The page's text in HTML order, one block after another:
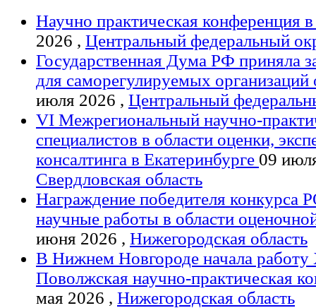
Научно практическая конференция
2026 , Центральный федеральный
Государственная Дума РФ приняла
для саморегулируемых
июля 2026 , Центральный
VI Межрегиональный научно-
специалистов в области оценки,
консалтинга в Екатеринбурге 09
Свердловская область
Награждение победителя конкурса
научные работы в области
июня 2026 , Нижегородская область
В Нижнем Новгороде начала
Поволжская научно-практическая
мая 2026 , Нижегородская область